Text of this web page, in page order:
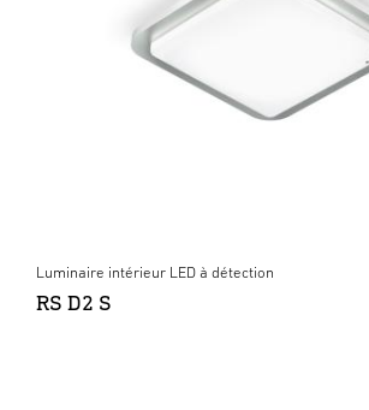
Luminaire intérieur LED à détection
RS D2 S